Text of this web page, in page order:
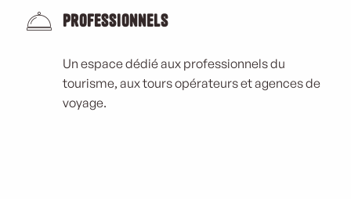
Professionnels
Un espace dédié aux professionnels du
tourisme, aux tours opérateurs et agences de
voyage.